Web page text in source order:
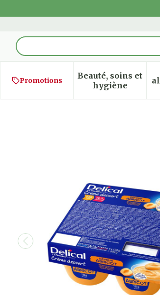
Rechercher
Promotions
Beauté, soins et
hygièneAfficher le
Delical Creme